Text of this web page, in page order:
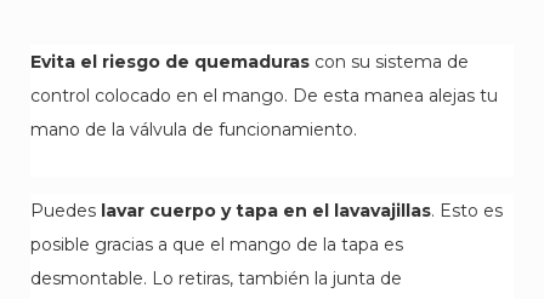
Evita el riesgo de quemaduras con su sistema de
control colocado en el mango. De esta manea alejas tu
mano de la válvula de funcionamiento.
Puedes lavar cuerpo y tapa en el lavavajillas. Esto es
posible gracias a que el mango de la tapa es
desmontable. Lo retiras, también la junta de